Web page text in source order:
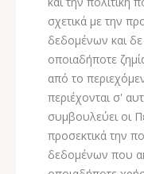
σχετικά με την
δεδομένων και
οποιαδήποτε
από το
περιέχονται σ'
συμβουλεύει οι
προσεκτικά την
δεδομένων που